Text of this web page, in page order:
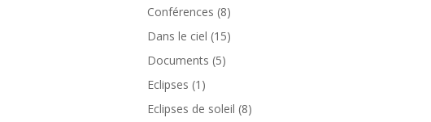
Conférences (8)
Dans le ciel (15)
Documents (5)
Eclipses (1)
Eclipses de soleil (8)